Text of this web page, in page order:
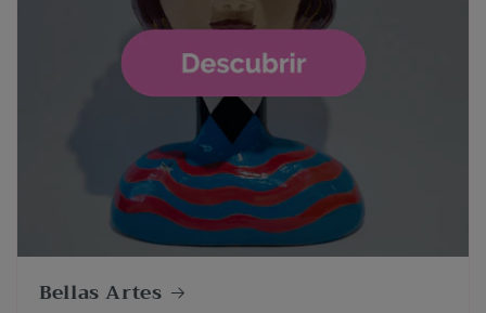
Bellas Artes